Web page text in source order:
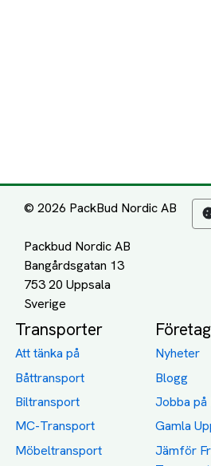
© 2026 PackBud Nordic AB
Packbud Nordic AB
Bangårdsgatan 13
753 20 Uppsala
Transporter
Att tänka på
Båttransport
Biltransport
MC-Transport
Möbeltransport
Nyheter
Blogg
Jobba på
Gamla
Jämför